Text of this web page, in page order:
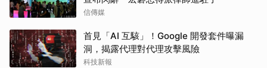
信傳媒
首見「AI 互駭」！Google 開發套件曝漏
洞，揭露代理對代理攻擊風險
科技新報